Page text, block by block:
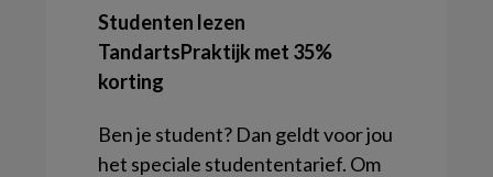
Studenten lezen
TandartsPraktijk met 35%
korting
Ben je student? Dan geldt voor jou
het speciale studententarief. Om